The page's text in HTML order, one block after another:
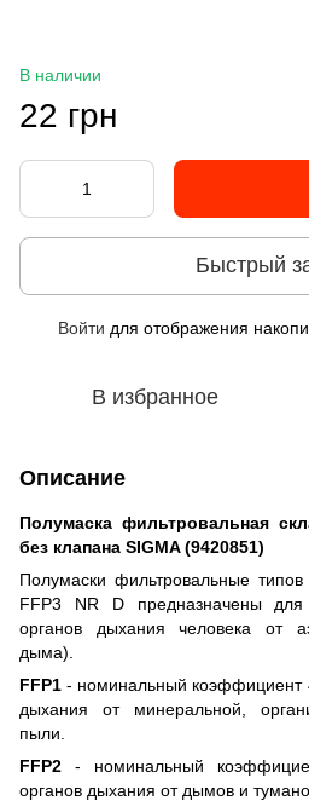
В наличии
22 грн
Быстрый
Войти для отображения
В избранное
Описание
Полумаска фильтровальная
без клапана SIGMA (9420851)
Полумаски фильтровальные
FFP3 NR D предназначены для
органов дыхания человека от
дыма).
FFP1 - номинальный коэффициент
дыхания от минеральной,
пыли.
FFP2 - номинальный
органов дыхания от дымов и